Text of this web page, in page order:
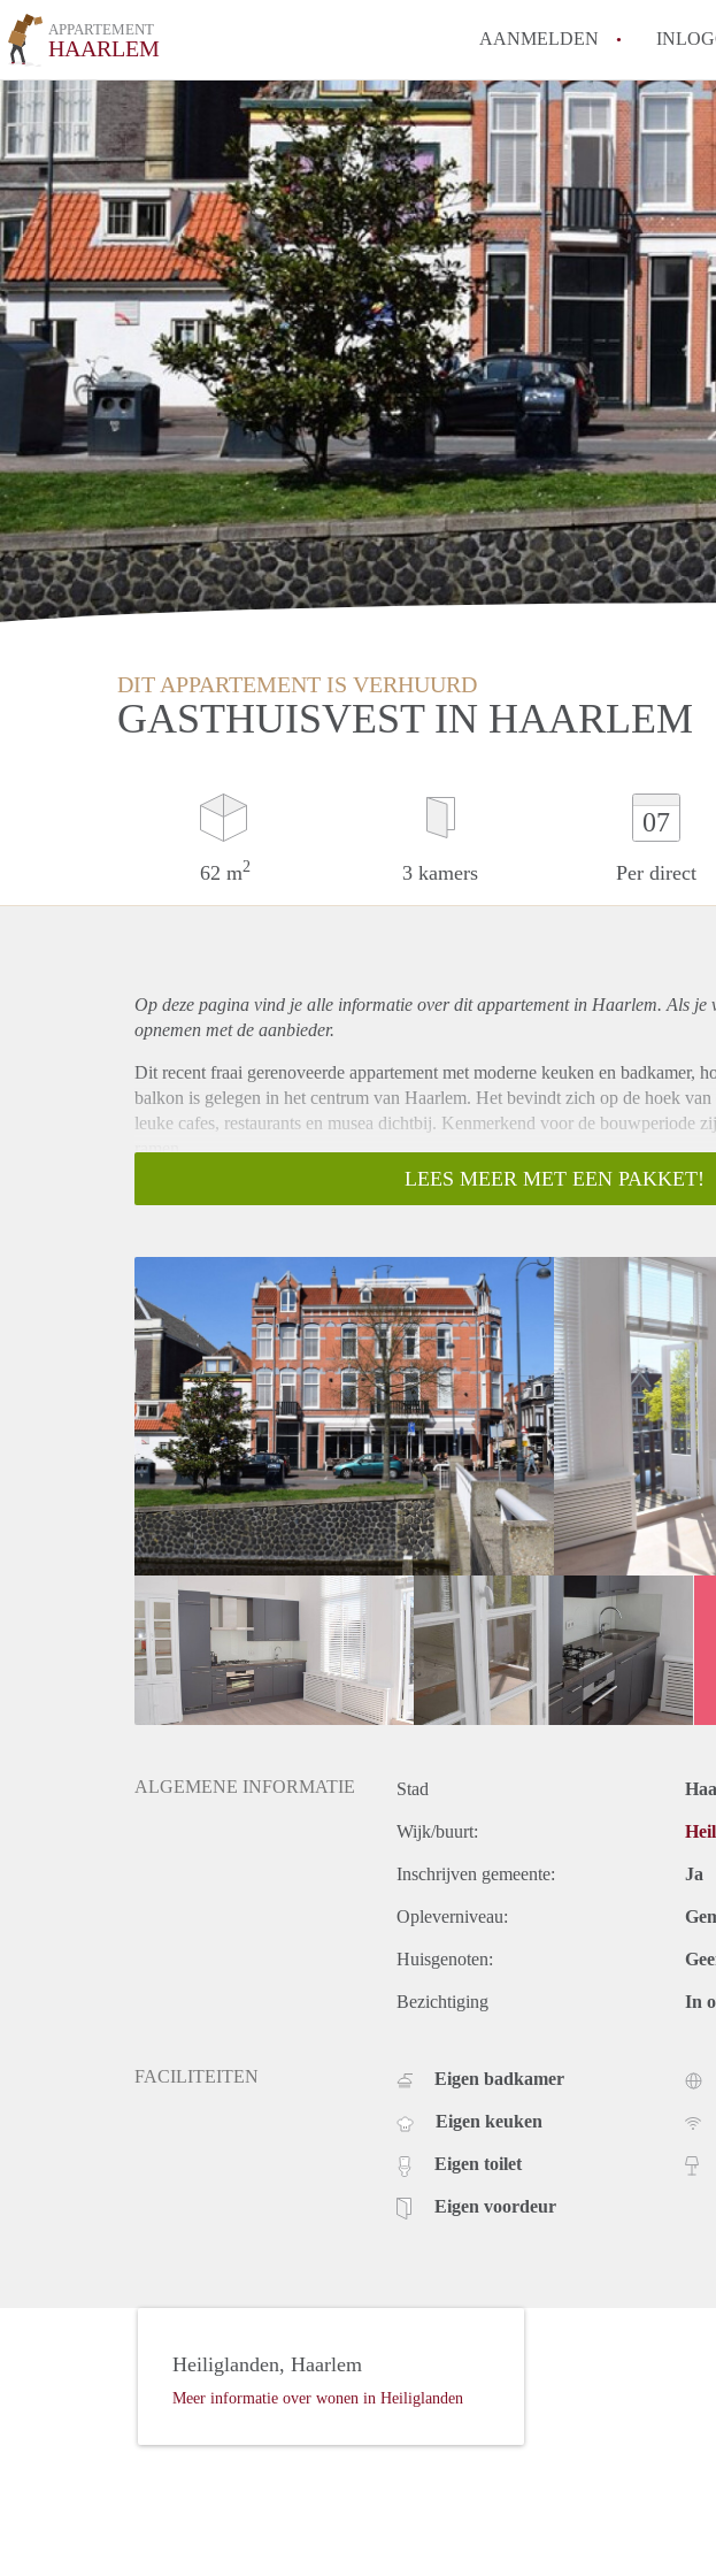
APPARTEMENT
HAARLEM AANMELDEN
DIT APPARTEMENT IS VERHUURD
GASTHUISVEST IN HAARLEM
62 m2 3 kamers
07
Per direct
Op deze pagina vind je alle informatie over ditappartementin Haarlem. Als je
opnemen met de aanbieder.
Dit recent fraai gerenoveerde appartement met moderne keuken en badkamer,
balkon is gelegen in het centrum van Haarlem. Het bevindt zich op de hoek
leuke cafes, restaurants en musea dichtbij. Kenmerkend voor de bouwperiode
ramen.
Begane grond, berging voor fiets, entree en trap naar:
met aansluiting voor wasmachine en -droger. Open keuken met vaatwasser,
vriezer.
Tweede verdieping: slaapkamer (ca 3. X 3.95 m.) met inbouwkast, 2e
diepe kledingkast voor de 2e slaapkamer, badkamer met douche en wastafel.
Diversen:
Woonoppervlakte ca. 62 m2;
Recent fraai gerenoveerde woning met 2 slaapkamers;
Balkon op het zuiden;
Roken in de woning is niet toegestaan;
Minimale huurperiode 12 maanden;
Huurprijs is exclusief g/w/e/tv/internet en gebruikerslasten;
De woning wordt gestoffeerd aangeboden;
Verhuurder heeft het recht van gunning.
LEES MEER MET EEN PAKKET!
ALGEMENE INFORMATIE Stad
Wijk/buurt:
Inschrijven gemeente: Ja
Opleverniveau:
Huisgenoten:
Bezichtiging In
FACILITEITEN Eigen badkamer
Eigen keuken
Eigen toilet
Eigen voordeur
Heiliglanden, Haarlem
Meer informatie over wonen in Heiliglanden